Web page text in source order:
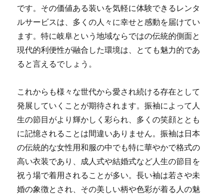
です。その価値ある装いを気軽に体験できるレンタ
ルサービスは、多くの人々に幸せと感動を届けてい
ます。特に岐阜という地域ならではの伝統的側面と
現代的利便性が融合した環境は、とても魅力的であ
ると言えるでしょう。
これからも様々な世代から愛され続ける存在として
発展していくことが期待されます。振袖によって人
生の節目がより輝かしく彩られ、多くの笑顔ととも
に記憶されることは間違いありません。振袖は日本
の伝統的な女性用和服の中でも特に華やかで格式の
高い衣装であり、成人式や結婚式など人生の節目を
祝う場で着用されることが多い。長い袖は若さや未
婚の象徴とされ、その美しい柄や色彩が着る人の魅